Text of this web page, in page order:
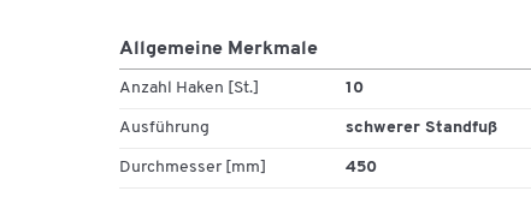
Allgemeine Merkmale
Anzahl Haken [St.] 10
Ausführung schwerer Standfuß
Durchmesser [mm] 450